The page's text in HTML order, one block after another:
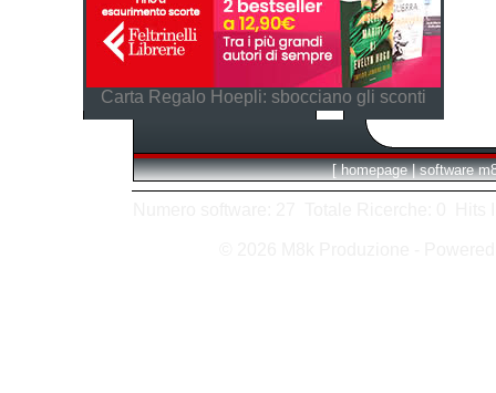
Carta Regalo Hoepli: sbocciano gli sconti
[ homepage | software